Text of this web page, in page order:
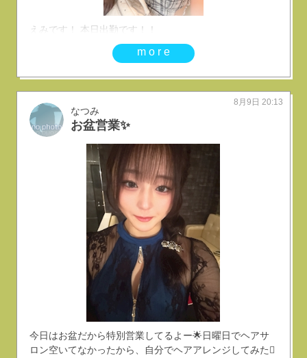
えみです！ 本日出勤です！！
more
なつみ
お盆営業✨
8月9日 20:13
今日はお盆だから特別営業してるよー🌟日曜日でヘアサ
ロン空いてなかったから、自分でヘアアレンジしてみた🫪︎